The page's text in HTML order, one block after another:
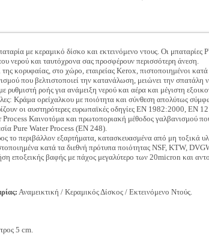
με κεραμικό δίσκο και εκτεινόμενο ντους. Οι
νερού και ταυτόχρονα σας προσφέρουν περισσότερη άνεση.
κορυφαίας, στο χώρο, εταιρείας Kerox, πιστοποιημένοι
που βελτιστοποιεί την κατανάλωση, μειώνει την
ρυθμιστή ροής για ανάμειξη νερού και αέρα και μέγιστη
Κράμα ορείχαλκου με ποιότητα και σύνθεση απολύτως
οι αυστηρότερες ευρωπαϊκές οδηγίες EN 1982:2000,
Καινοτόμα και πρωτοποριακή μέθοδος γαλβανισμού
Pure Water Process (ΕΝ 248).
το περιβάλλον εξαρτήματα, κατασκευασμένα από μη τοξικά
κατά τα διεθνή πρότυπα ποιότητας NSF, KTW,
εποξεικής βαφής με πάχος μεγαλύτερο των 20micron και
Αναμεικτική / Κεραμικός Δίσκος / Εκτεινόμενο Ντούς.
5 cm.